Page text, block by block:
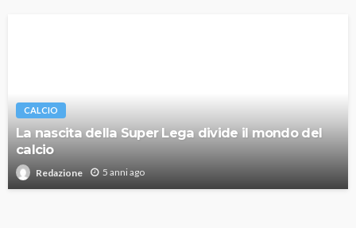
CALCIO
La nascita della Super Lega divide il mondo del
calcio
Redazione 5 anni ago